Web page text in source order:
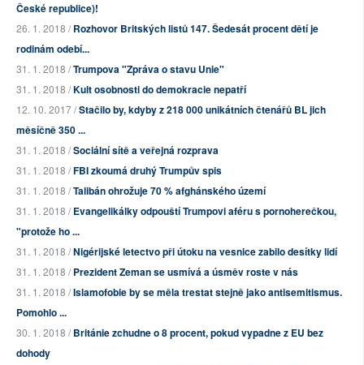
České republice)!
26. 1. 2018 /Rozhovor Britských listů 147. Šedesát procent dětí je
rodinám odebí...
31. 1. 2018 /Trumpova "Zpráva o stavu Unie"
31. 1. 2018 /Kult osobnosti do demokracie nepatří
12. 10. 2017 /Stačilo by, kdyby z 218 000 unikátních čtenářů BL jich
měsíčně 350 ...
31. 1. 2018 /Sociální sítě a veřejná rozprava
31. 1. 2018 /FBI zkoumá druhý Trumpův spis
31. 1. 2018 /Talibán ohrožuje 70 % afghánského území
31. 1. 2018 /Evangelikálky odpouští Trumpovi aféru s pornoherečkou,
"protože ho ...
31. 1. 2018 /Nigérijské letectvo při útoku na vesnice zabilo desítky lidí
31. 1. 2018 /Prezident Zeman se usmívá a úsměv roste v nás
31. 1. 2018 /Islamofobie by se měla trestat stejně jako antisemitismus.
Pomohlo ...
30. 1. 2018 /Británie zchudne o 8 procent, pokud vypadne z EU bez
dohody